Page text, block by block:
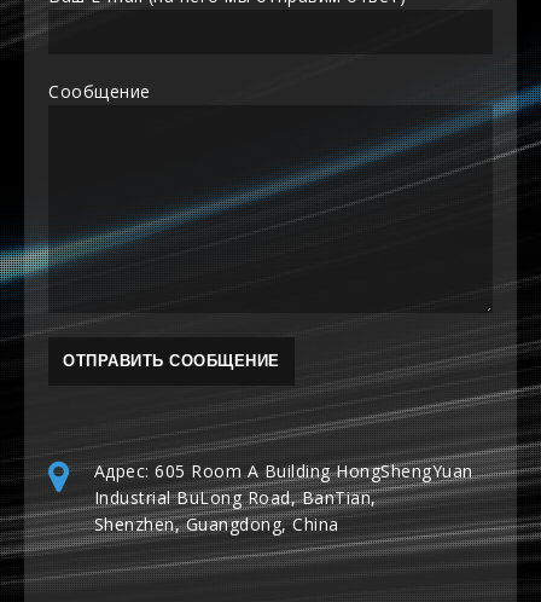
Сообщение
Адрес: 605 Room A Building HongShengYuan
Industrial BuLong Road, BanTian,
Shenzhen, Guangdong, China